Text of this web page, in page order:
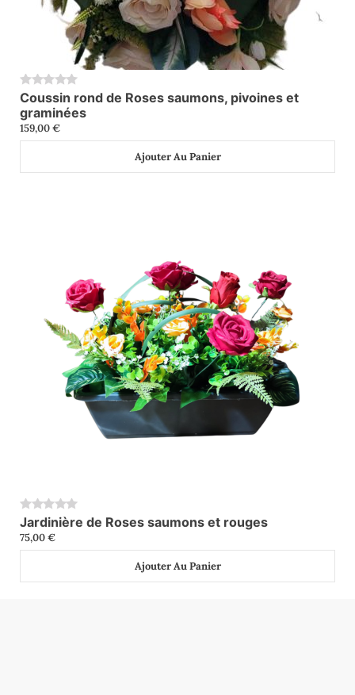
0
Coussin rond de Roses saumons, pivoines et
graminées
159,00€
Ajouter Au Panier
0
Jardinière de Roses saumons et rouges
75,00€
Ajouter Au Panier